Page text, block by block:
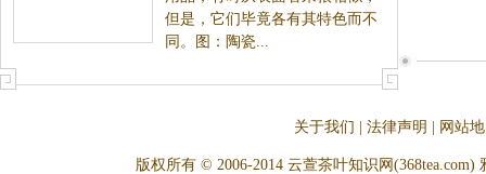
但是，它们毕竟各有其特色而不
同。图：陶瓷...
关于我们 法律声明 网站
版权所有 © 2006-2014 云萱茶叶知识网